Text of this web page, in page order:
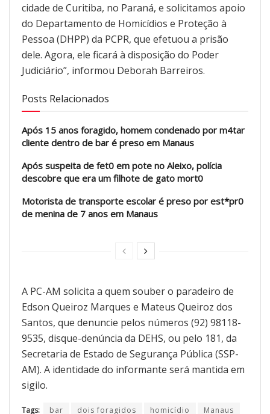
cidade de Curitiba, no Paraná, e solicitamos apoio
do Departamento de Homicídios e Proteção à
Pessoa (DHPP) da PCPR, que efetuou a prisão
dele. Agora, ele ficará à disposição do Poder
Judiciário”, informou Deborah Barreiros.
Posts Relacionados
Após 15 anos foragido, homem condenado por m4tar
cliente dentro de bar é preso em Manaus
Após suspeita de fet0 em pote no Aleixo, polícia
descobre que era um filhote de gato mort0
Motorista de transporte escolar é preso por est*pr0
de menina de 7 anos em Manaus
A PC-AM solicita a quem souber o paradeiro de
Edson Queiroz Marques e Mateus Queiroz dos
Santos, que denuncie pelos números (92) 98118-
9535, disque-denúncia da DEHS, ou pelo 181, da
Secretaria de Estado de Segurança Pública (SSP-
AM). A identidade do informante será mantida em
sigilo.
Tags: bar dois foragidos homicídio Manaus